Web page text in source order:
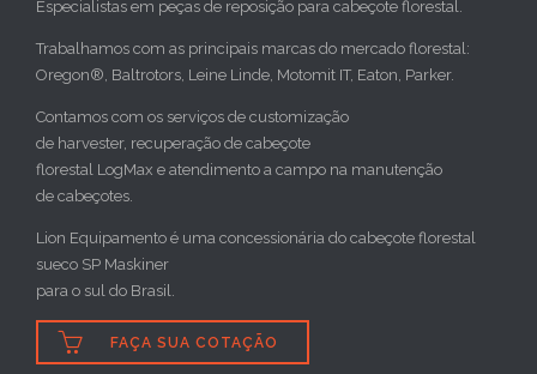
Especialistas em peças de reposição para cabeçote florestal.
Trabalhamos com as principais marcas do mercado florestal:
Oregon®, Baltrotors, Leine Linde, Motomit IT, Eaton, Parker.
Contamos com os serviços de customização
de harvester, recuperação de cabeçote
florestal LogMax e atendimento a campo na manutenção
de cabeçotes.
Lion Equipamento é uma concessionária do cabeçote florestal
sueco SP Maskiner
para o sul do Brasil.
 FAÇA SUA COTAÇÃO